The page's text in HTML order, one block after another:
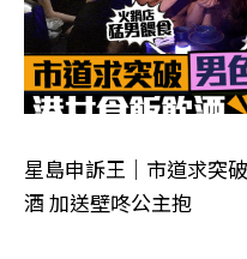
星島申訴王｜市道求突
酒 加送壁咚公主抱